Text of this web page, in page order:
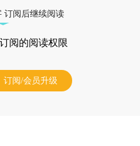
订阅后继续阅读
阅的阅读权限
订阅/会员升级